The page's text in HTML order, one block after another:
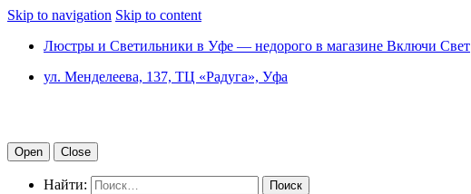
Skip to navigation Skip to content
Люстры и Светильники в Уфе — недорого в магазине Включи Свет
ул. Менделеева, 137, ТЦ «Радуга», Уфа
Open Close
Найти: